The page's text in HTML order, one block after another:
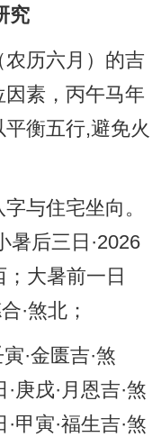
究
历六月）的吉
因素，丙午马年
衡五行,避免火
与住宅坐向。
暑后三日·2026
；大暑前一日
·煞北；
·金匮吉·煞
庚戌·月恩吉·煞
甲寅·福生吉·煞